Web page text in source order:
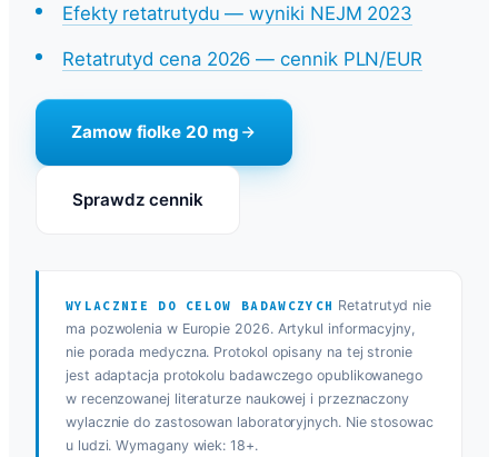
Efekty retatrutydu — wyniki NEJM 2023
Retatrutyd cena 2026 — cennik PLN/EUR
Zamow fiolke 20 mg
Sprawdz cennik
WYLACZNIE DO CELOW BADAWCZYCH Retatrutyd nie
ma pozwolenia w Europie 2026. Artykul informacyjny,
nie porada medyczna. Protokol opisany na tej stronie
jest adaptacja protokolu badawczego opublikowanego
w recenzowanej literaturze naukowej i przeznaczony
wylacznie do zastosowan laboratoryjnych. Nie stosowac
u ludzi. Wymagany wiek: 18+.